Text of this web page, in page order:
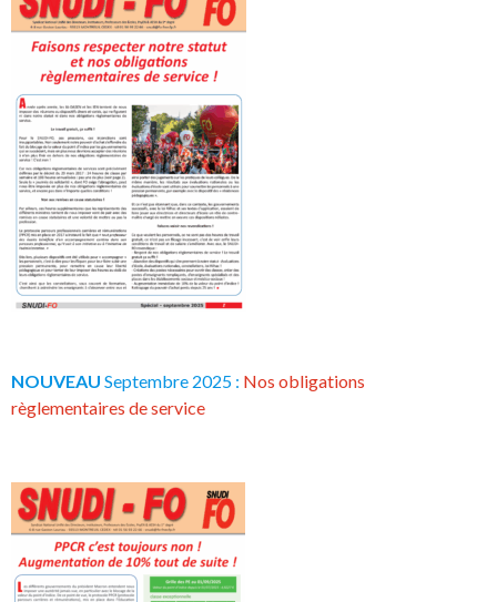
NOUVEAU Septembre 2025 : Nos obligations
règlementaires de service